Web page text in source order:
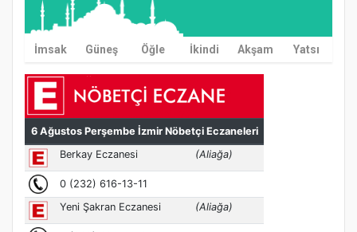
MÜFTÜ ABULSELAM ÖZDERE’YE ZİYARET
İmsak Güneş Öğle İkindi Akşam Yatsı